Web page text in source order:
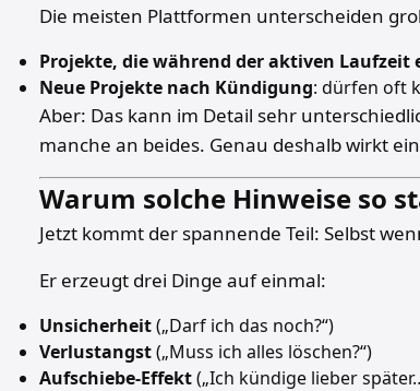
Die meisten Plattformen unterscheiden
Projekte, die während der aktiven
Neue Projekte nach Kündigung: dürfen oft
Aber: Das kann im Detail sehr
manche an beides. Genau deshalb wirkt
Warum solche Hinweise so
Jetzt kommt der spannende Teil: Selbst
Er erzeugt drei Dinge auf einmal:
Unsicherheit(„Darf ich das noch?“)
Verlustangst(„Muss ich alles löschen?“)
Aufschiebe-Effekt(„Ich kündige lieber